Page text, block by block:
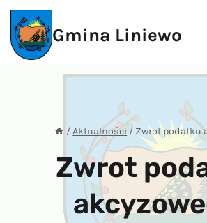
Przejdź
treści
Gmina Liniewo
/Aktualności/ Zwrot podatku
Zwrot